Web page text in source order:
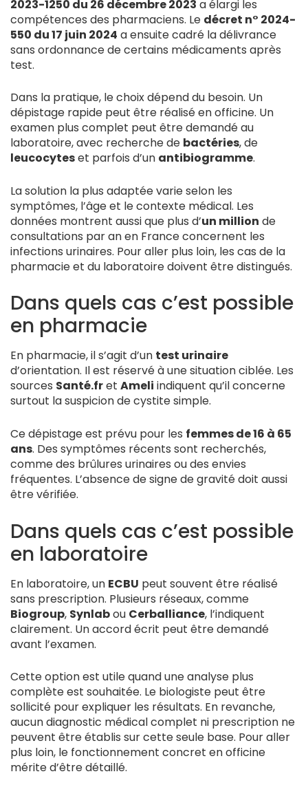
2023-1250 du 26 décembre 2023 a élargi les
compétences des pharmaciens. Le décret n° 2024-
550 du 17 juin 2024 a ensuite cadré la délivrance
sans ordonnance de certains médicaments après
test.
Dans la pratique, le choix dépend du besoin. Un
dépistage rapide peut être réalisé en officine. Un
examen plus complet peut être demandé au
laboratoire, avec recherche de bactéries, de
leucocyteset parfois d’un antibiogramme.
La solution la plus adaptée varie selon les
symptômes, l’âge et le contexte médical. Les
données montrent aussi que plus d’un million de
consultations par an en France concernent les
infections urinaires. Pour aller plus loin, les cas de la
pharmacie et du laboratoire doivent être distingués.
Dans quels cas c’est possible
en pharmacie
En pharmacie, il s’agit d’un test urinaire
d’orientation. Il est réservé à une situation ciblée. Les
sources Santé.fret Ameli indiquent qu’il concerne
surtout la suspicion de cystite simple.
Ce dépistage est prévu pour les femmes de 16 à 65
ans. Des symptômes récents sont recherchés,
comme des brûlures urinaires ou des envies
fréquentes. L’absence de signe de gravité doit aussi
être vérifiée.
Dans quels cas c’est possible
en laboratoire
En laboratoire, un ECBU peut souvent être réalisé
sans prescription. Plusieurs réseaux, comme
Biogroup, Synlabou Cerballiance, l’indiquent
clairement. Un accord écrit peut être demandé
avant l’examen.
Cette option est utile quand une analyse plus
complète est souhaitée. Le biologiste peut être
sollicité pour expliquer les résultats. En revanche,
aucun diagnostic médical complet ni prescription ne
peuvent être établis sur cette seule base. Pour aller
plus loin, le fonctionnement concret en officine
mérite d’être détaillé.